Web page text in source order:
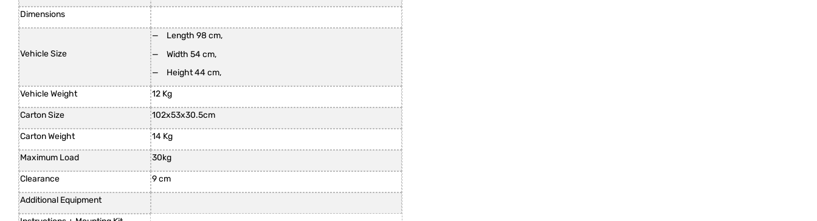
Dimensions
Vehicle Size
Length 98 cm,
Width 54 cm,
Height 44 cm,
Vehicle Weight 12 Kg
Carton Size 102x53x30.5cm
Carton Weight 14 Kg
Maximum Load 30kg
Clearance 9 cm
Additional Equipment